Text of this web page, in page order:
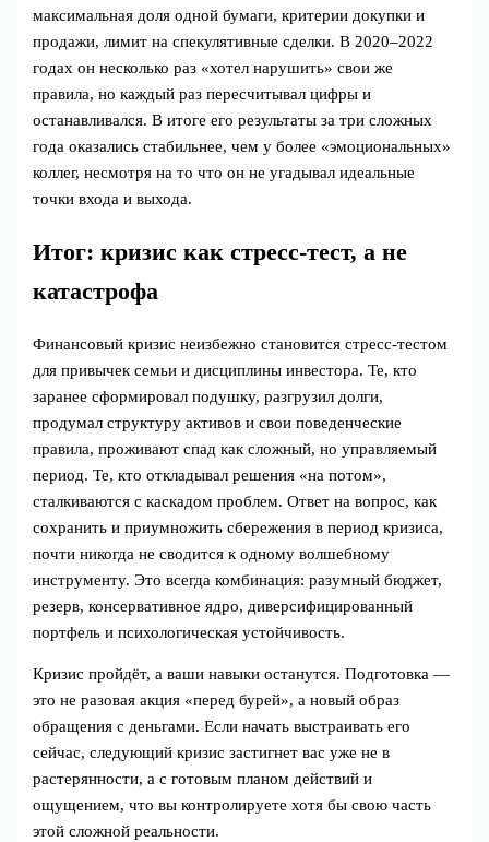
максимальная доля одной бумаги, критерии докупки и
продажи, лимит на спекулятивные сделки. В 2020–2022
годах он несколько раз «хотел нарушить» свои же
правила, но каждый раз пересчитывал цифры и
останавливался. В итоге его результаты за три сложных
года оказались стабильнее, чем у более «эмоциональных»
коллег, несмотря на то что он не угадывал идеальные
точки входа и выхода.
Итог: кризис как стресс‑тест, а не
катастрофа
Финансовый кризис неизбежно становится стресс‑тестом
для привычек семьи и дисциплины инвестора. Те, кто
заранее сформировал подушку, разгрузил долги,
продумал структуру активов и свои поведенческие
правила, проживают спад как сложный, но управляемый
период. Те, кто откладывал решения «на потом»,
сталкиваются с каскадом проблем. Ответ на вопрос, как
сохранить и приумножить сбережения в период кризиса,
почти никогда не сводится к одному волшебному
инструменту. Это всегда комбинация: разумный бюджет,
резерв, консервативное ядро, диверсифицированный
портфель и психологическая устойчивость.
Кризис пройдёт, а ваши навыки останутся. Подготовка —
это не разовая акция «перед бурей», а новый образ
обращения с деньгами. Если начать выстраивать его
сейчас, следующий кризис застигнет вас уже не в
растерянности, а с готовым планом действий и
ощущением, что вы контролируете хотя бы свою часть
этой сложной реальности.